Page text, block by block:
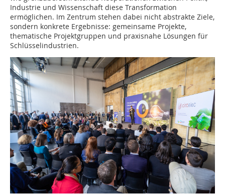
Industrie und Wissenschaft diese Transformation
ermöglichen. Im Zentrum stehen dabei nicht abstrakte Ziele,
sondern konkrete Ergebnisse: gemeinsame Projekte,
thematische Projektgruppen und praxisnahe Lösungen für
Schlüsselindustrien.